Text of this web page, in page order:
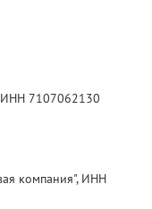
ИНН 7107062130
компания", ИНН